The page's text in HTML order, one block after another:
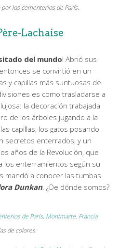
los cementerios de París.
Lachaise
del mundo! Abrió sus
se convirtió en un
y capillas más suntuosas de
es como trasladarse a
la decoración trabajada
de los árboles jugando a la
capillas, los gatos posando
secretos enterrados, y un
años de la Revolución, que
los enterramientos según su
mandó a conocer las tumbas
Dunkan. ¿De dónde somos?
de colores.